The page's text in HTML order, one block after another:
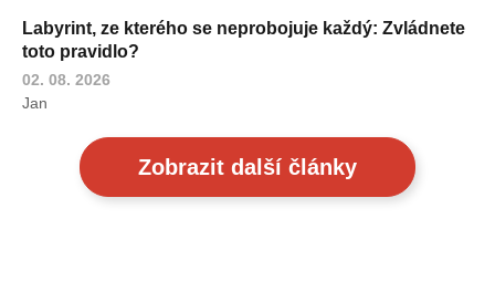
Labyrint, ze kterého se neprobojuje každý: Zvládnete
toto pravidlo?
02. 08. 2026
Jan
Zobrazit další články